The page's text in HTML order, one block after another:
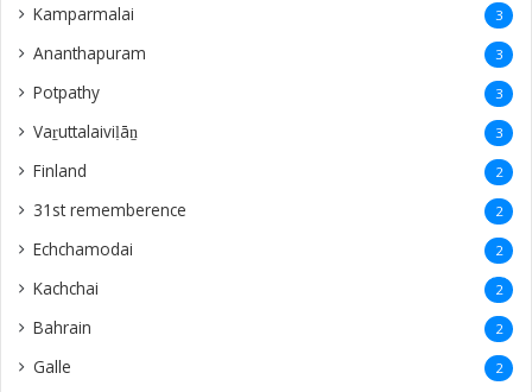
Kamparmalai 3
Ananthapuram 3
‎Potpathy 3
Vaṟuttalaiviḷāṉ 3
Finland 2
31st rememberence 2
Echchamodai 2
Kachchai 2
Bahrain 2
Galle 2